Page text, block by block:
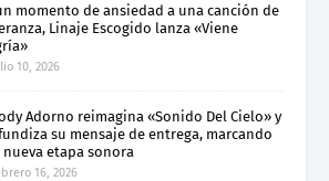
momento de ansiedad a una canción de
Linaje Escogido lanza «Viene
10, 2026
Adorno reimagina «Sonido Del Cielo» y
su mensaje de entrega, marcando
nueva etapa sonora
16, 2026